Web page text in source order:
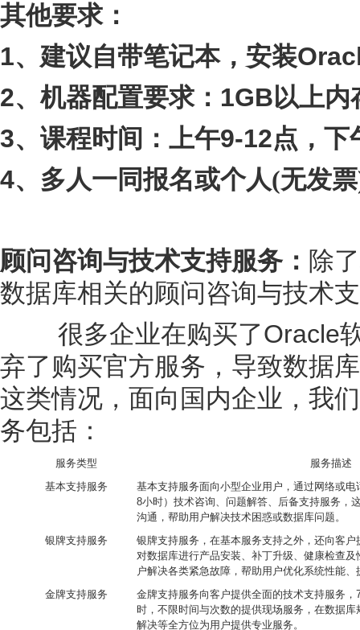
其他要求：
1、建议自带笔记本，安装
2、机器配置要求： 1GB以上内
3、课程时间：上午9-12点，下
4、多人一同报名或个人(无发
顾问咨询与技术支持服务： 除
数据库相关的顾问咨询与技术
很多企业在购买了Oracle
弃了购买官方服务，导致数据
这类情况，面向国内企业，我
务包括：
服务类型
服务描述
基本支持服务
基本支持服务面向小型企业用户，通过网络或电
8小时）技术咨询、问题解答、后备支持服务，
沟通，帮助用户解决技术困惑或数据库问题。
银牌支持服务
银牌支持服务，在基本服务支持之外，还向客
对数据库进行产品安装、补丁升级、健康检查
户解决各类紧急故障，帮助用户优化系统性能
金牌支持服务
金牌支持服务向客户提供全面的技术支持服务，
时，不限时间与次数的提供现场服务，在数据
解决等全方位为用户提供专业服务。